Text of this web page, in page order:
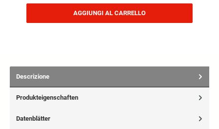
AGGIUNGI AL CARRELLO
Descrizione
Produkteigenschaften
Datenblätter